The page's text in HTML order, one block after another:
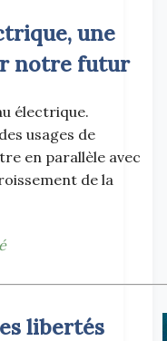
une
notre futur
électrique.
usages de
en parallèle avec
de la
libertés